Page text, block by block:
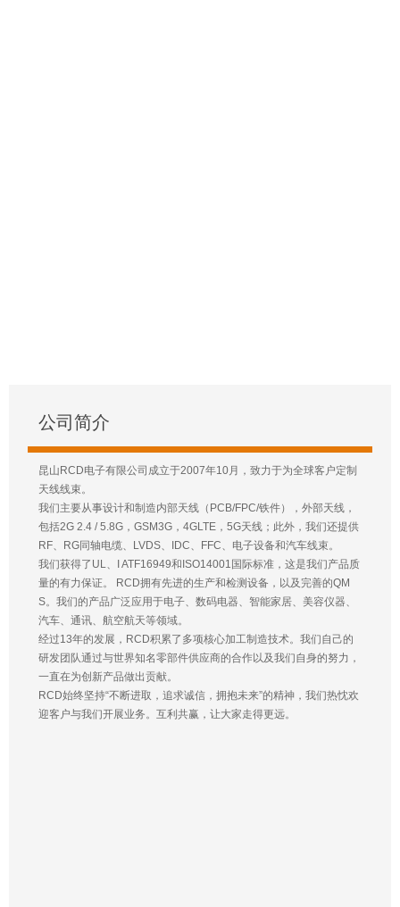
公司简介
昆山RCD电子有限公司成立于2007年10月，致力于为全球客户定制
天线线束。
我们主要从事设计和制造内部天线（PCB/FPC/铁件），外部天线，
包括2G 2.4 / 5.8G，GSM3G，4GLTE，5G天线；此外，我们还提供
RF、RG同轴电缆、LVDS、IDC、FFC、电子设备和汽车线束。
我们获得了UL、I ATF16949和ISO14001国际标准，这是我们产品质
量的有力保证。 RCD拥有先进的生产和检测设备，以及完善的QM
S。我们的产品广泛应用于电子、数码电器、智能家居、美容仪器、
汽车、通讯、航空航天等领域。
经过13年的发展，RCD积累了多项核心加工制造技术。我们自己的
研发团队通过与世界知名零部件供应商的合作以及我们自身的努力，
一直在为创新产品做出贡献。
RCD始终坚持“不断进取，追求诚信，拥抱未来”的精神，我们热忱欢
迎客户与我们开展业务。互利共赢，让大家走得更远。